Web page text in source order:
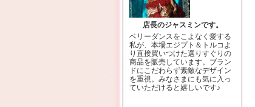
店長のジャスミンです。
ベリーダンスをこよなく愛する
私が、本場エジプト＆トルコよ
り直接買いつけた選りすぐりの
商品を販売しています。ブラン
ドにこだわらず素敵なデザイン
を重視。みなさまにも気に入っ
ていただけると嬉しいです♪